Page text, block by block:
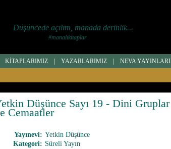
Düşüncede açılım, manada derinlik...
#manalıkitaplar
NEVA YAYINLARI
YAZARLARIMIZ
KİTAPLARIMIZ
Düşünce Sayı 19 - Dini Gruplar
Cemaatler
Yayınevi: Yetkin Düşünce
Kategori: Süreli Yayın